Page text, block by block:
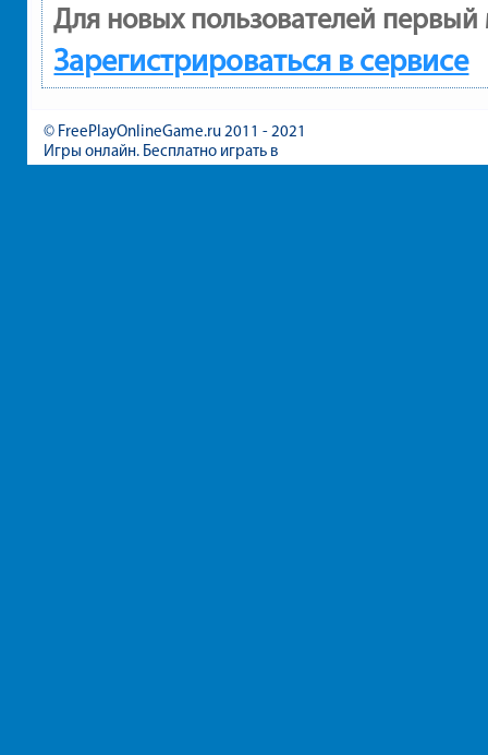
Для новых пользователей первый
Зарегистрироваться в сервисе
© FreePlayOnlineGame.ru 2011 - 2021
Игры онлайн. Бесплатно играть в
игры для девочек и мальчиков